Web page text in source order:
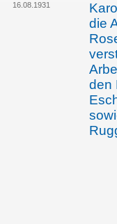
16.08.1931
die
den